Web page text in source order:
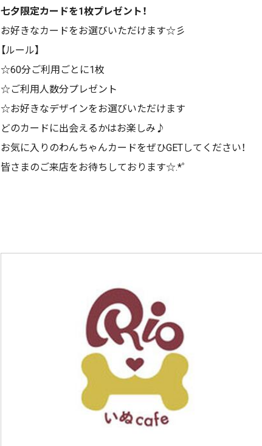
七夕限定カードを1枚プレゼント！
お好きなカードをお選びいただけます☆彡
【ルール】
☆60分ご利用ごとに1枚
☆ご利用人数分プレゼント
☆お好きなデザインをお選びいただけます
どのカードに出会えるかはお楽しみ♪
お気に入りのわんちゃんカードをぜひGETしてください！
皆さまのご来店をお待ちしております☆.*゜